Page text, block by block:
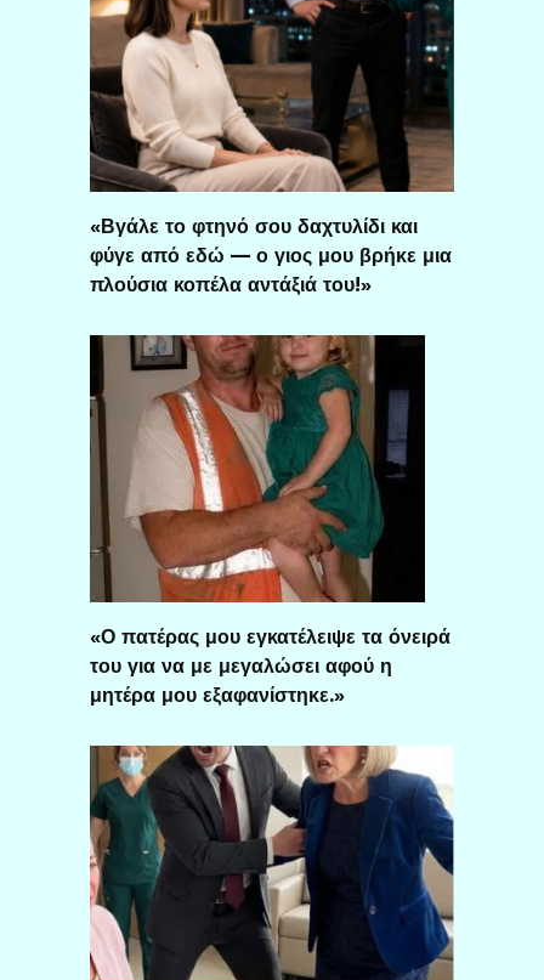
«Βγάλε το φτηνό σου δαχτυλίδι και
φύγε από εδώ — ο γιος μου βρήκε μια
πλούσια κοπέλα αντάξιά του!»
«Ο πατέρας μου εγκατέλειψε τα όνειρά
του για να με μεγαλώσει αφού η
μητέρα μου εξαφανίστηκε.»